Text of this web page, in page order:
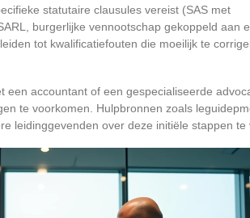
statutaire clausules vereist (SAS met
burgerlijke vennootschap gekoppeld aan
tot kwalificatiefouten die moeilijk te
een accountant of een gespecialiseerde
te voorkomen. Hulpbronnen zoals
leidinggevenden over deze initiële stappen te